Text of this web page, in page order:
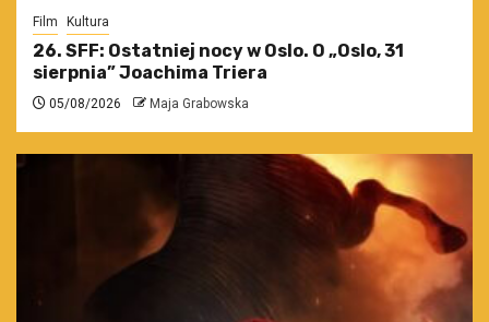
Film Kultura
26. SFF: Ostatniej nocy w Oslo. O „Oslo, 31
sierpnia” Joachima Triera
05/08/2026 Maja Grabowska